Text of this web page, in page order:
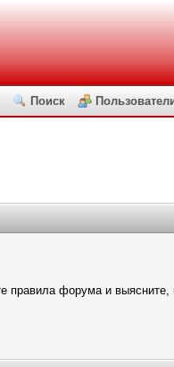
Поиск
правила форума и